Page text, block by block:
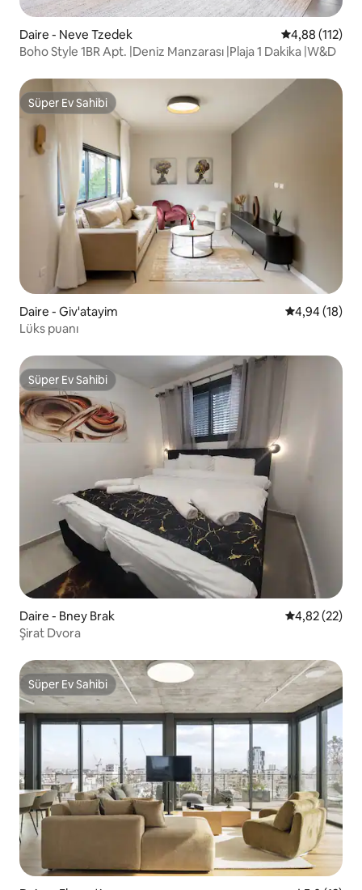
Daire - Neve Tzedek 5 üzerinden
4,88 (112)
Boho Style 1BR Apt. |Deniz Manzarası |Plaja 1 Dakika |W&D
Süper Ev Sahibi
Süper Ev Sahibi
Daire - Giv'atayim 5 üzerinden
4,94 (18)
Lüks puanı
Süper Ev Sahibi
Süper Ev Sahibi
Daire - Bney Brak 5 üzerinden
4,82 (22)
Şirat Dvora
Süper Ev Sahibi
Süper Ev Sahibi